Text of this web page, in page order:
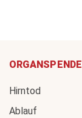
ORGANSPENDE
Hirntod
Ablauf